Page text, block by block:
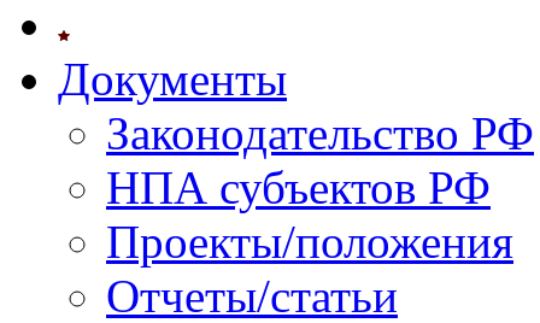
Документы
Законодательство РФ
НПА субъектов РФ
Проекты/положения
Отчеты/статьи